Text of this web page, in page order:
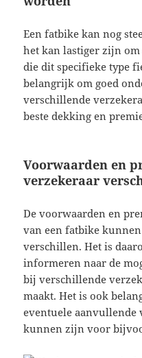
Een fatbike kan nog
het kan lastiger zijn
die dit specifieke type
belangrijk om goed
verschillende
beste dekking en
Voorwaarden en
verzekeraar
De voorwaarden en
van een fatbike
verschillen. Het is
informeren naar de
bij verschillende
maakt. Het is ook
eventuele aanvullende
kunnen zijn voor